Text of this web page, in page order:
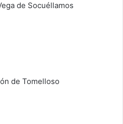
de Socuéllamos
de Tomelloso